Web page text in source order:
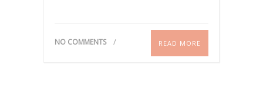
NO COMMENTS READ MORE